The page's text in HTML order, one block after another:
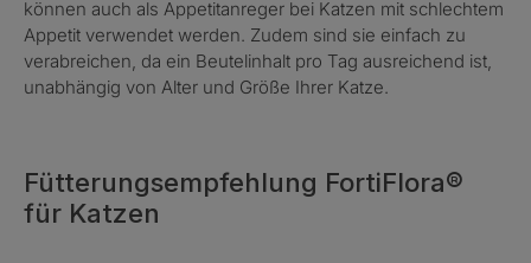
können auch als Appetitanreger bei Katzen mit schlechtem
Appetit verwendet werden. Zudem sind sie einfach zu
verabreichen, da ein Beutelinhalt pro Tag ausreichend ist,
unabhängig von Alter und Größe Ihrer Katze.
Fütterungsempfehlung FortiFlora®
für Katzen